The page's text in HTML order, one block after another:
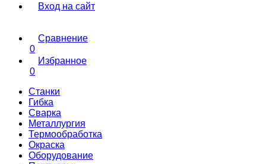
Вход на сайт
Сравнение
0
Избранное
0
Станки
Гибка
Сварка
Металлургия
Термообработка
Окраска
Оборудование